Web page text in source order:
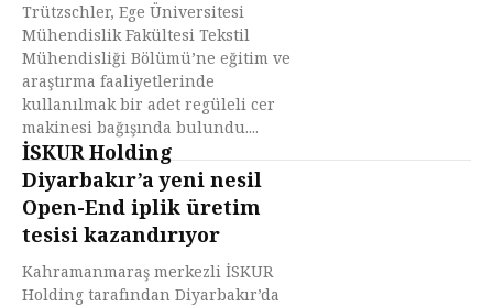
Trützschler, Ege Üniversitesi
Mühendislik Fakültesi Tekstil
Mühendisliği Bölümü’ne eğitim ve
araştırma faaliyetlerinde
kullanılmak bir adet regüleli cer
makinesi bağışında bulundu....
İSKUR Holding
Diyarbakır’a yeni nesil
Open-End iplik üretim
tesisi kazandırıyor
Kahramanmaraş merkezli İSKUR
Holding tarafından Diyarbakır’da